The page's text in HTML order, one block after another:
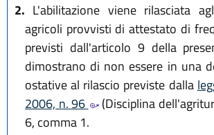
2. L'abilitazione viene rilasciata
agricoli provvisti di attestato di
previsti dall'articolo 9 della
dimostrano di non essere in una
ostative al rilascio previste dalla
2006, n. 96
(Disciplina
6, comma 1.